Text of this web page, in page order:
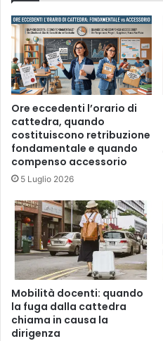
Ore eccedenti l’orario di
cattedra, quando
costituiscono retribuzione
fondamentale e quando
compenso accessorio
5 Luglio 2026
Mobilità docenti: quando
la fuga dalla cattedra
chiama in causa la
dirigenza